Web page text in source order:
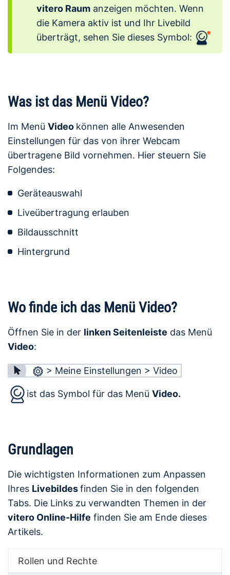
vitero Raum anzeigen möchten. Wenn
die Kamera aktiv ist und Ihr Livebild
überträgt, sehen Sie dieses Symbol:
Was ist das Menü Video?
Im Menü Video können alle Anwesenden
Einstellungen für das von ihrer Webcam
übertragene Bild vornehmen. Hier steuern Sie
Folgendes:
Geräteauswahl
Liveübertragung erlauben
Bildausschnitt
Hintergrund
Wo finde ich das Menü Video?
Öffnen Sie in der linken Seitenleiste das Menü
Video:
> Meine Einstellungen > Video
ist das Symbol für das MenüVideo.
Grundlagen
Die wichtigsten Informationen zum Anpassen
Ihres Livebildesfinden Sie in den folgenden
Tabs. Die Links zu verwandten Themen in der
vitero Online-Hilfe finden Sie am Ende dieses
Artikels.
Rollen und Rechte